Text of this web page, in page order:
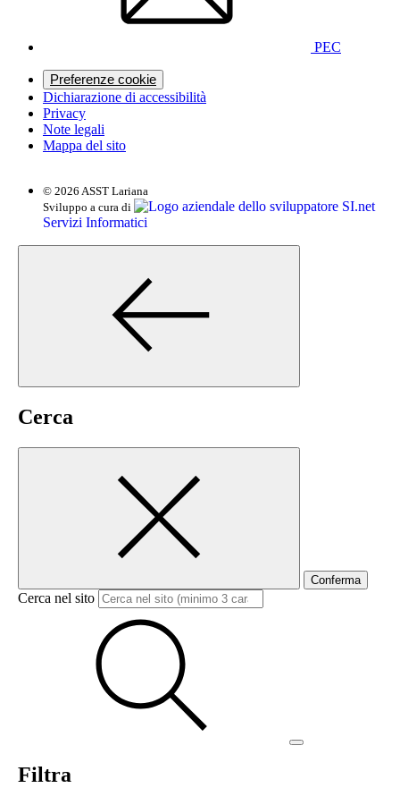
PEC
Preferenze cookie
Dichiarazione di accessibilità
Privacy
Note legali
Mappa del sito
© 2026 ASST Lariana
Sviluppo a cura di
SI.net
Servizi Informatici
Cerca
Conferma
Cerca nel sito
Filtra